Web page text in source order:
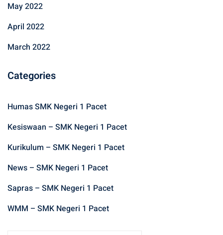
May 2022
April 2022
March 2022
Categories
Humas SMK Negeri 1 Pacet
Kesiswaan – SMK Negeri 1 Pacet
Kurikulum – SMK Negeri 1 Pacet
News – SMK Negeri 1 Pacet
Sapras – SMK Negeri 1 Pacet
WMM – SMK Negeri 1 Pacet